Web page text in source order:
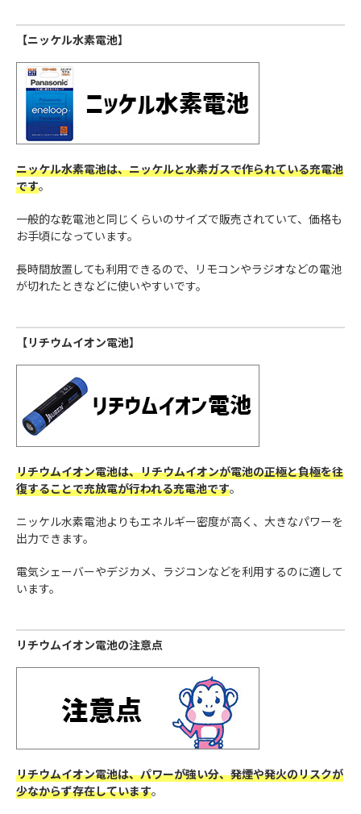
【ニッケル水素電池】
ニッケル水素電池は、ニッケルと水素ガスで作られている充電池
です。
一般的な乾電池と同じくらいのサイズで販売されていて、価格も
お手頃になっています。
長時間放置しても利用できるので、リモコンやラジオなどの電池
が切れたときなどに使いやすいです。
【リチウムイオン電池】
リチウムイオン電池は、リチウムイオンが電池の正極と負極を往
復することで充放電が行われる充電池です。
ニッケル水素電池よりもエネルギー密度が高く、大きなパワーを
出力できます。
電気シェーバーやデジカメ、ラジコンなどを利用するのに適して
います。
リチウムイオン電池の注意点
リチウムイオン電池は、パワーが強い分、発煙や発火のリスクが
少なからず存在しています。